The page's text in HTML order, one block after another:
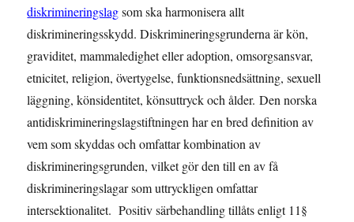
diskrimineringslagsom ska harmonisera allt
diskrimineringsskydd. Diskrimineringsgrunderna är kön,
graviditet, mammaledighet eller adoption, omsorgsansvar,
etnicitet, religion, övertygelse, funktionsnedsättning, sexuell
läggning, könsidentitet, könsuttryck och ålder. Den norska
antidiskrimineringslagstiftningen har en bred definition av
vem som skyddas och omfattar kombination av
diskrimineringsgrunden, vilket gör den till en av få
diskrimineringslagar som uttryckligen omfattar
intersektionalitet. Positiv särbehandling tillåts enligt 11§